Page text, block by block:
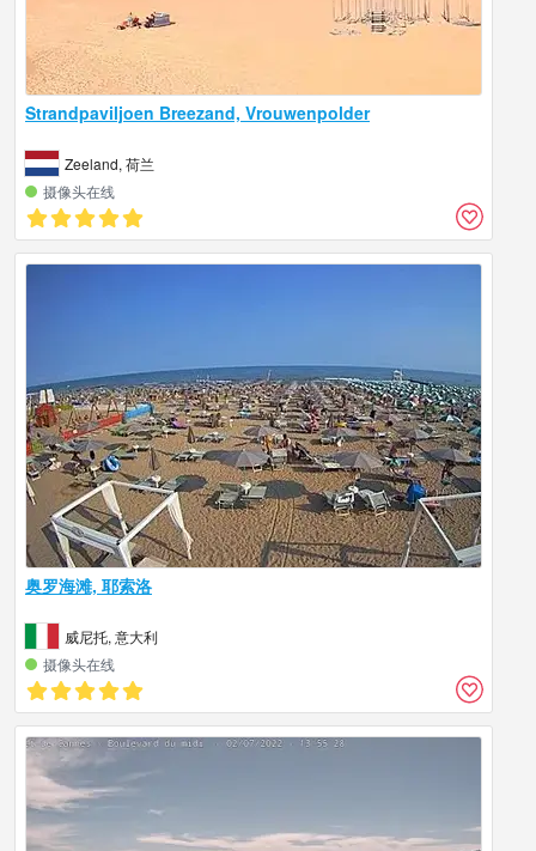
Strandpaviljoen Breezand, Vrouwenpolder
Zeeland, 荷兰
摄像头在线
奥罗海滩, 耶索洛
威尼托, 意大利
摄像头在线